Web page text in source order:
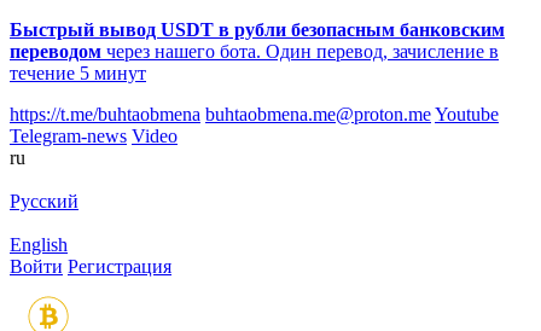
Быстрый вывод USDT в рубли безопасным банковским
переводом через нашего бота. Один перевод, зачисление в
течение 5 минут
https://t.me/buhtaobmena buhtaobmena.me@proton.meYoutube
Telegram-news Video
ru
Русский
English
Войти Регистрация